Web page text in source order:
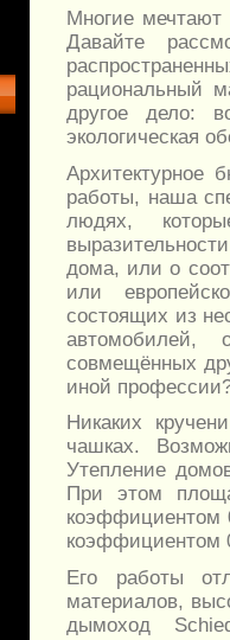
Многие
Давайте
рациональный
другое дело:
экологическая
Архитектурное
работы, наша
людях,
дома, или о
или
состоящих из
автомобилей,
совмещённых
иной
Никаких
чашках.
Утепление
При этом
коэффициентом
коэффициентом
Его работы
материалов,
дымоход